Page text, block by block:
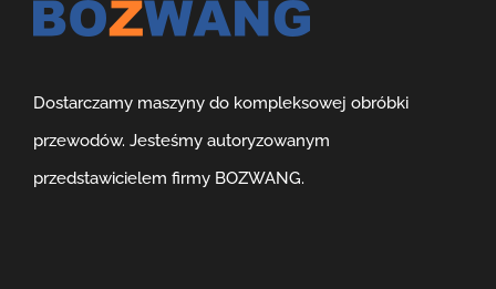
Dostarczamy maszyny do kompleksowej obróbki
przewodów. Jesteśmy autoryzowanym
przedstawicielem firmy BOZWANG.